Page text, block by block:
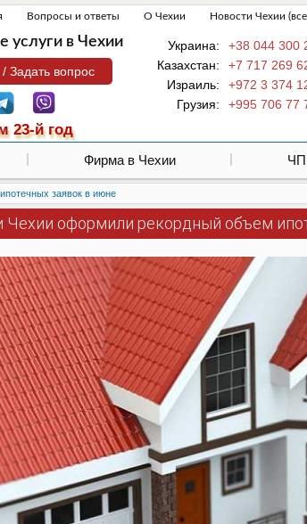
Вопросы и ответы О Чехии Новости Чехии
Задать вопрос
23-й год
услуги в Чехии Украина:
+38 044 300
Казахстан:
+7 717 269
Израиль:
+972 3 374
Грузия:
+995 706 77
Фирма в Чехии ЧП
заявок в июне
Чехии оформили рекордный объем